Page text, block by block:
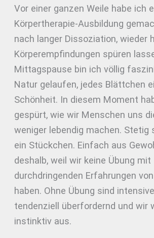
Vor einer ganzen Weile habe ich
Körpertherapie-Ausbildung
nach langer Dissoziation, wieder
Körperempfindungen spüren
Mittagspause bin ich völlig
Natur gelaufen, jedes Blättchen
Schönheit. In diesem Moment
gespürt, wie wir Menschen uns
weniger lebendig machen. Stetig
ein Stückchen. Einfach aus
deshalb, weil wir keine Übung mit
durchdringenden Erfahrungen
haben. Ohne Übung sind
tendenziell überfordernd und wir
instinktiv aus.